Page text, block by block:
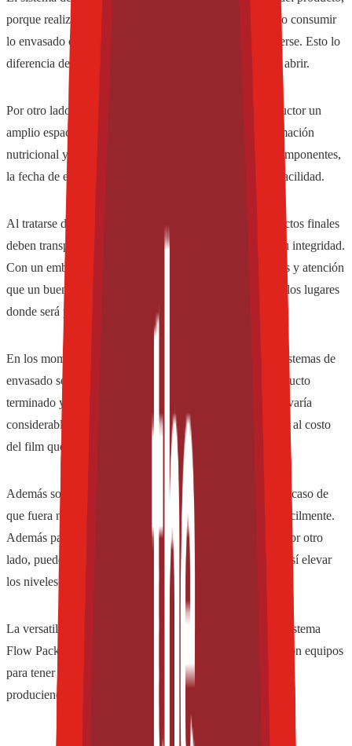
porque realiza un sellado inviolable. Para poder utilizar o consumir
lo envasado con estos equipos, el envoltorio debe romperse. Esto lo
diferencia de los empaques plegados, que son fáciles de abrir.
Por otro lado, gracias a que pone a disposición del productor un
amplio espacio para imprimir sobre el empaque la información
nutricional y otros datos, el cliente puede verificar los componentes,
la fecha de elaboración y vencimiento, entre otros, con facilidad.
Al tratarse de un sistema de envasado flexible, los productos finales
deben transportarse dentro de una caja para resguardar su integridad.
Con un embalaje correcto –que no requiere más cuidados y atención
que un buen paletizado- el producto llega sano y salvo a los lugares
donde será puesto a la venta.
En los momentos actuales que vive el país, este tipo de sistemas de
envasado son muy útiles para abaratar los costos del producto
terminado y lograr una mayor competitividad, ya que no varía
considerablemente entre los costos del envasado manual al costo
del film que se utiliza en este tipo de maquinarias.
Además son de fácil manejo y bajo mantenimiento. En el caso de
que fuera necesario, se pueden conseguir sus repuestos fácilmente.
Además para su utilización se requiere menos personal. Por otro
lado, puede usarse en distintos sectores de la empresa, y así elevar
los niveles de producción.
La versatilidad de las máquinas de envasado horizontal, sistema
Flow Pack, las convierten en aliados de los fabricantes. Son equipos
para tener en cuenta en el contexto mundial, para seguir
produciendo con eficiencia y calidad.